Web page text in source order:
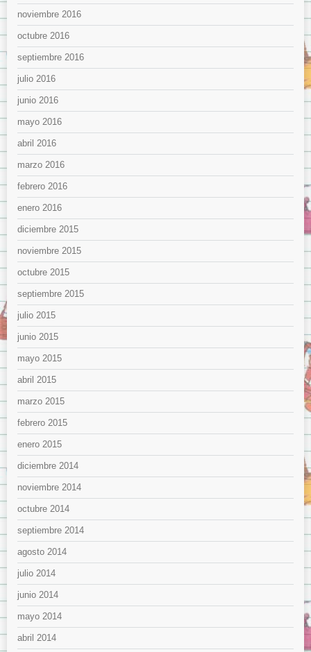
noviembre 2016
octubre 2016
septiembre 2016
julio 2016
junio 2016
mayo 2016
abril 2016
marzo 2016
febrero 2016
enero 2016
diciembre 2015
noviembre 2015
octubre 2015
septiembre 2015
julio 2015
junio 2015
mayo 2015
abril 2015
marzo 2015
febrero 2015
enero 2015
diciembre 2014
noviembre 2014
octubre 2014
septiembre 2014
agosto 2014
julio 2014
junio 2014
mayo 2014
abril 2014